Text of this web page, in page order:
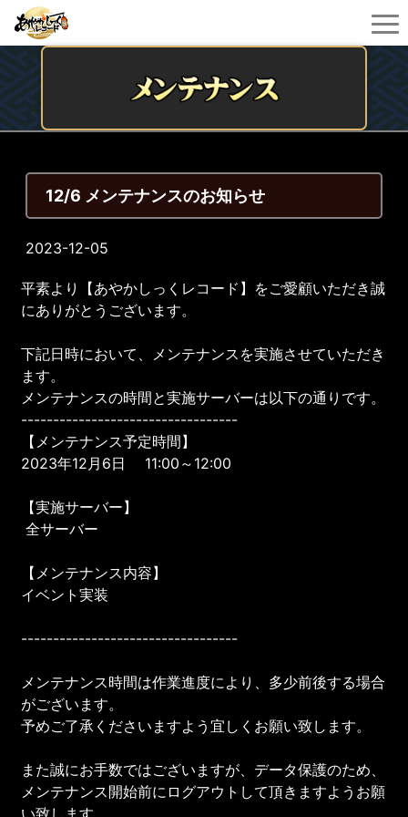
12/6 メンテナンスのお知らせ
2023-12-05
平素より【あやかしっくレコード】をご愛顧いただき誠
にありがとうございます。
下記日時において、メンテナンスを実施させていただき
ます。
メンテナンスの時間と実施サーバーは以下の通りです。
----------------------------------
【メンテナンス予定時間】
2023年12月6日 11:00～12:00
【実施サーバー】
全サーバー
【メンテナンス内容】
イベント実装
----------------------------------
メンテナンス時間は作業進度により、多少前後する場合
がございます。
予めご了承くださいますよう宜しくお願い致します。
また誠にお手数ではございますが、データ保護のため、
メンテナンス開始前にログアウトして頂きますようお願
い致します。